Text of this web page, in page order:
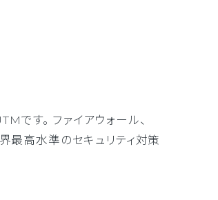
す。 ファイアウォール、
最高水準のセキュリティ対策